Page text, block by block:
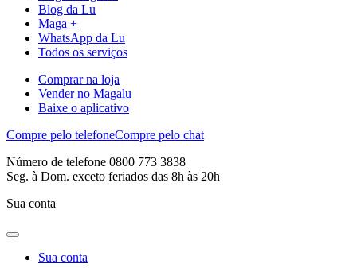
Blog da Lu
Maga +
WhatsApp da Lu
Todos os serviços
Comprar na loja
Vender no Magalu
Baixe o aplicativo
Compre pelo telefoneCompre pelo chat
Número de telefone 0800 773 3838
Seg. à Dom. exceto feriados das 8h às 20h
Sua conta
Sua conta